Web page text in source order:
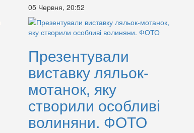
05 Червня, 20:52
Презентували
виставку ляльок-
мотанок, яку
створили особливі
волиняни. ФОТО